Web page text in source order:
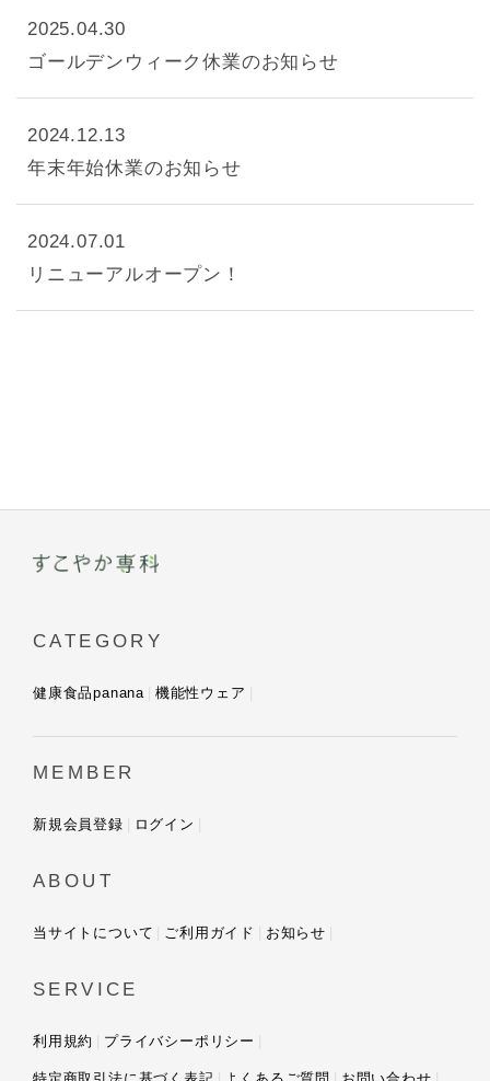
2025.04.30
ゴールデンウィーク休業のお知らせ
2024.12.13
年末年始休業のお知らせ
2024.07.01
リニューアルオープン！
CATEGORY
健康食品panana 機能性ウェア
MEMBER
新規会員登録 ログイン
ABOUT
当サイトについて ご利用ガイド お知らせ
SERVICE
利用規約 プライバシーポリシー